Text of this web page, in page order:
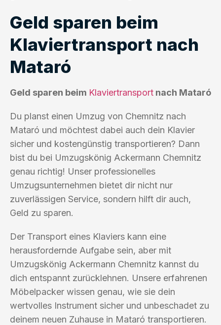
Geld sparen beim
Klaviertransport nach
Mataró
Geld sparen beim Klaviertransport nach Mataró
Du planst einen Umzug von Chemnitz nach
Mataró und möchtest dabei auch dein Klavier
sicher und kostengünstig transportieren? Dann
bist du bei Umzugskönig Ackermann Chemnitz
genau richtig! Unser professionelles
Umzugsunternehmen bietet dir nicht nur
zuverlässigen Service, sondern hilft dir auch,
Geld zu sparen.
Der Transport eines Klaviers kann eine
herausfordernde Aufgabe sein, aber mit
Umzugskönig Ackermann Chemnitz kannst du
dich entspannt zurücklehnen. Unsere erfahrenen
Möbelpacker wissen genau, wie sie dein
wertvolles Instrument sicher und unbeschadet zu
deinem neuen Zuhause in Mataró transportieren.